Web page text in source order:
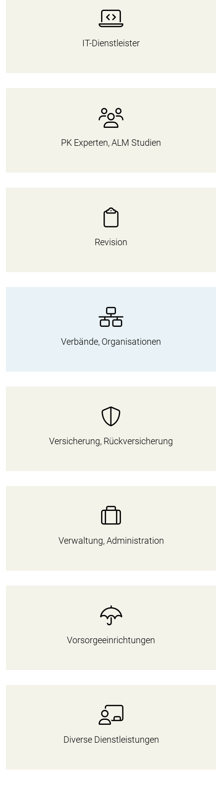
IT-Dienstleister
PK Experten, ALM Studien
Revision
Verbände, Organisationen
Versicherung, Rückversicherung
Verwaltung, Administration
Vorsorgeeinrichtungen
Diverse Dienstleistungen